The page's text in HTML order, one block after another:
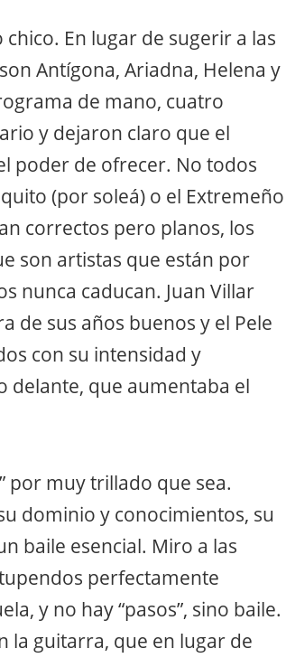
En lugar de sugerir a las
Antígona, Ariadna, Helena y
de mano, cuatro
y dejaron claro que el
poder de ofrecer. No todos
(por soleá) o el Extremeño
correctos pero planos, los
son artistas que están por
nunca caducan. Juan Villar
de sus años buenos y el Pele
con su intensidad y
delante, que aumentaba el
por muy trillado que sea.
dominio y conocimientos, su
baile esencial. Miro a las
perfectamente
y no hay “pasos”, sino baile.
la guitarra, que en lugar de